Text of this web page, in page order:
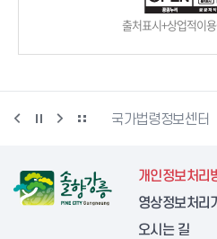
출처표시+상업적이
문서24 국가법령정보센터
개인정보처리
영상정보처리
오시는 길